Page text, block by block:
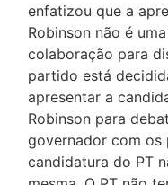
enfatizou que a
Robinson não é
colaboração para
partido está
apresentar a
Robinson para
governador com os
candidatura do PT